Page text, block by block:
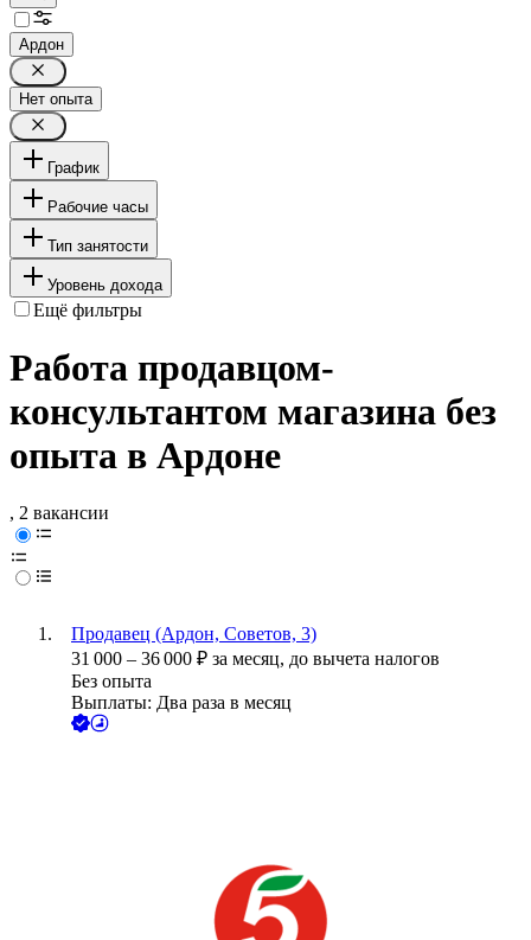
Ардон
Нет опыта
График
Рабочие часы
Тип занятости
Уровень дохода
Ещё фильтры
Работа продавцом-
консультантом магазина без
опыта в Ардоне
, 2 вакансии
Продавец (Ардон, Советов, 3)
31 000 – 36 000 ₽ за месяц, до вычета налогов
Без опыта
Выплаты: Два раза в месяц